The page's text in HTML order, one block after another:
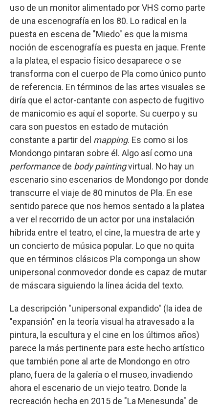
uso de un monitor alimentado por VHS como parte
de una escenografía en los 80. Lo radical en la
puesta en escena de "Miedo" es que la misma
noción de escenografía es puesta en jaque. Frente
a la platea, el espacio físico desaparece o se
transforma con el cuerpo de Pla como único punto
de referencia. En términos de las artes visuales se
diría que el actor-cantante con aspecto de fugitivo
de manicomio es aquí el soporte. Su cuerpo y su
cara son puestos en estado de mutación
constante a partir del mapping. Es como si los
Mondongo pintaran sobre él. Algo así como una
performancede body paintingvirtual. No hay un
escenario sino escenarios de Mondongo por donde
transcurre el viaje de 80 minutos de Pla. En ese
sentido parece que nos hemos sentado a la platea
a ver el recorrido de un actor por una instalación
híbrida entre el teatro, el cine, la muestra de arte y
un concierto de música popular. Lo que no quita
que en términos clásicos Pla componga un show
unipersonal conmovedor donde es capaz de mutar
de máscara siguiendo la línea ácida del texto.
La descripción "unipersonal expandido" (la idea de
"expansión" en la teoría visual ha atravesado a la
pintura, la escultura y el cine en los últimos años)
parece la más pertinente para este hecho artístico
que también pone al arte de Mondongo en otro
plano, fuera de la galería o el museo, invadiendo
ahora el escenario de un viejo teatro. Donde la
recreación hecha en 2015 de "La Menesunda" de